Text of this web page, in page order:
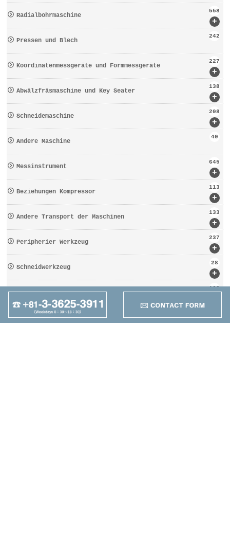
+
Radialbohrmaschine
558
Pressen und Blech
242
+
Koordinatenmessgeräte und Formmessgeräte
227
+
Abwälzfräsmaschine und Key Seater
138
+
Schneidemaschine
208
Andere Maschine
40
+
Messinstrument
645
+
Beziehungen Kompressor
113
+
Andere Transport der Maschinen
133
+
Peripherier Werkzeug
237
+
Schneidwerkzeug
28
Werkzeugbezogen
162
+
Anders